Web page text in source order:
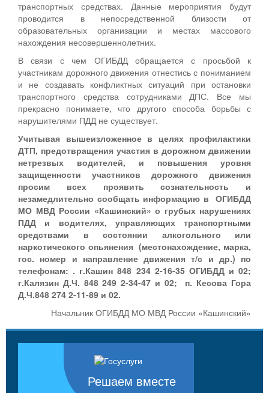
транспортных средствах. Данные мероприятия будут
проводится в непосредственной близости от
образовательных организации и местах массового
нахождения несовершеннолетних.
В связи с чем ОГИБДД обращается с просьбой к
участникам дорожного движения отнестись с пониманием
и не создавать конфликтных ситуаций при остановки
транспортного средства сотрудниками ДПС. Все мы
прекрасно понимаете, что другого способа борьбы с
нарушителями ПДД не существует.
Учитывая вышеизложенное в целях профилактики
ДТП, предотвращения участия в дорожном движении
нетрезвых водителей, и повышения уровня
защищенности участников дорожного движения
просим всех проявить сознательность и
незамедлительно сообщать информацию в ОГИБДД
МО МВД России «Кашинский» о грубых нарушениях
ПДД и водителях, управляющих транспортными
средствами в состоянии алкогольного или
наркотического опьянения (местонахождение, марка,
гос. номер и направление движения т/с и др.) по
телефонам: . г.Кашин 848 234 2-16-35 ОГИБДД и 02;
г.Калязин Д.Ч. 848 249 2-34-47 и 02; п. Кесова Гора
Д.Ч.848 274 2-11-89 и 02.
Начальник ОГИБДД МО МВД России «Кашинский»
Решаем вместе